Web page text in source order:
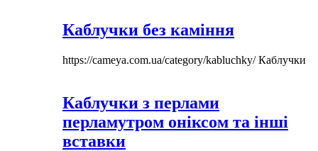
Каблучки без каміння
https://cameya.com.ua/category/kabluchky/Каблучки
Каблучки з перлами
перламутром оніксом та інші
вставки